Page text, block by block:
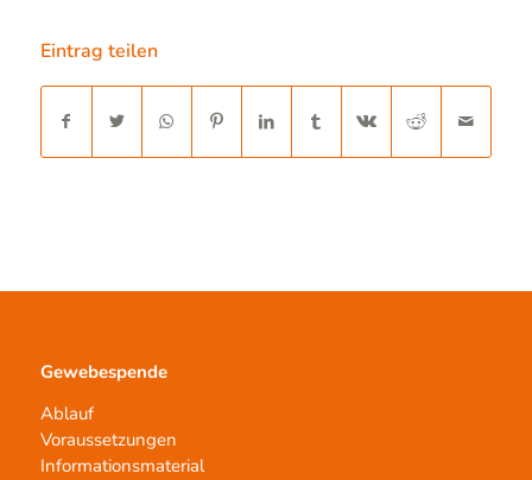
Eintrag teilen
Gewebespende
Ablauf
Voraussetzungen
Informationsmaterial